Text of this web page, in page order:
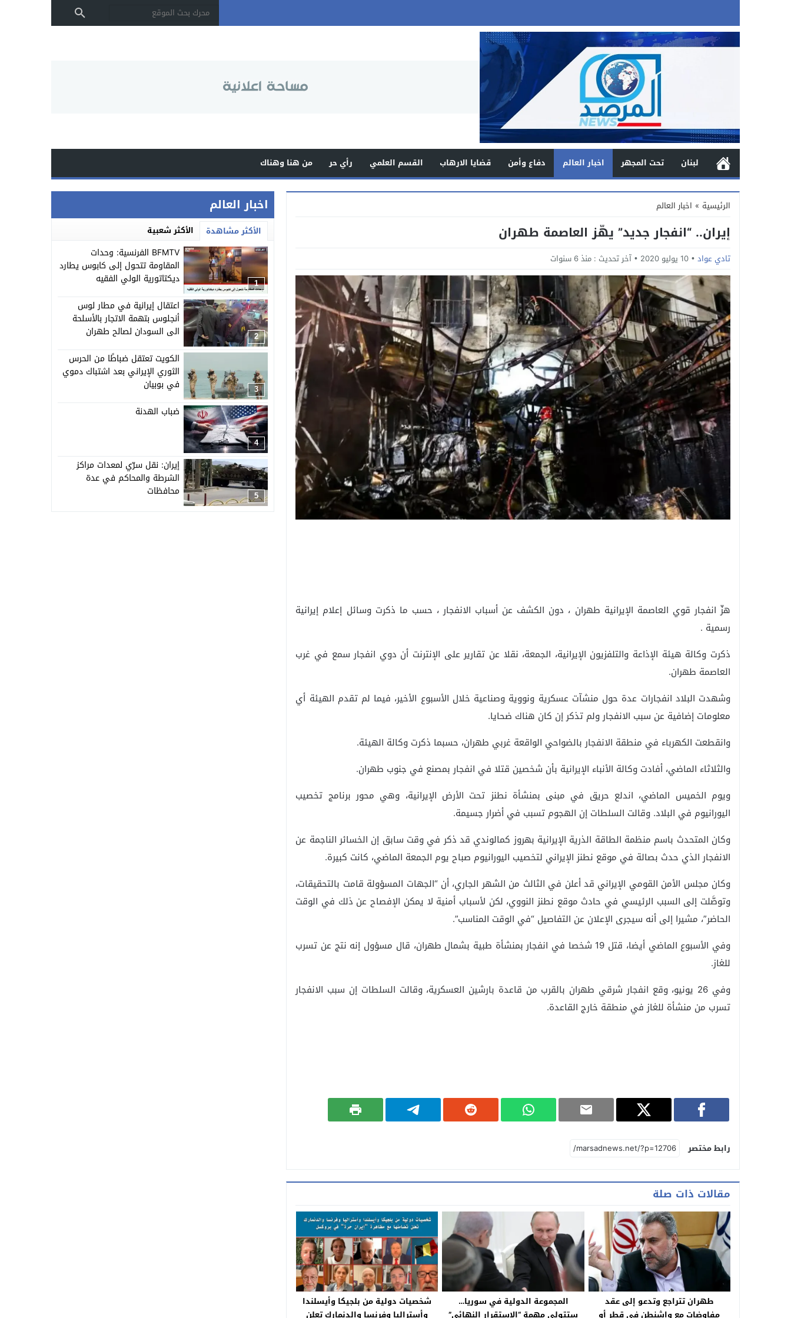
لبنان تحت المجهر اخبار العالم دفاع وأمن قضايا الارهاب القسم العلمي رأي حر من هنا وهناك
الرئيسية » اخبار العالم
إيران.. “انفجار جديد” يهّز العاصمة طهران
تادي عواد 10 يوليو 2020 آخر تحديث : منذ 6 سنوات
هزّ انفجار قوي العاصمة الإيرانية طهران ، دون الكشف عن أسباب الانفجار ، حسب ما ذكرت وسائل إعلام إيرانية
رسمية .
ذكرت وكالة هيئة الإذاعة والتلفزيون الإيرانية، الجمعة، نقلا عن تقارير على الإنترنت أن دوي انفجار سمع في غرب
العاصمة طهران.
وشهدت البلاد انفجارات عدة حول منشآت عسكرية ونووية وصناعية خلال الأسبوع الأخير، فيما لم تقدم الهيئة أي
معلومات إضافية عن سبب الانفجار ولم تذكر إن كان هناك ضحايا.
وانقطعت الكهرباء في منطقة الانفجار بالضواحي الواقعة غربي طهران، حسبما ذكرت وكالة الهيئة.
والثلاثاء الماضي، أفادت وكالة الأنباء الإيرانية بأن شخصين قتلا في انفجار بمصنع في جنوب طهران.
ويوم الخميس الماضي، اندلع حريق في مبنى بمنشأة نطنز تحت الأرض الإيرانية، وهي محور برنامج تخصيب
اليورانيوم في البلاد. وقالت السلطات إن الهجوم تسبب في أضرار جسيمة.
وكان المتحدث باسم منظمة الطاقة الذرية الإيرانية بهروز كمالوندي قد ذكر في وقت سابق إن الخسائر الناجمة عن
الانفجار الذي حدث بصالة في موقع نطنز الإيراني لتخصيب اليورانيوم صباح يوم الجمعة الماضي، كانت كبيرة.
وكان مجلس الأمن القومي الإيراني قد أعلن في الثالث من الشهر الجاري، أن “الجهات المسؤولة قامت بالتحقيقات،
وتوصَّلت إلى السبب الرئيسي في حادث موقع نطنز النووي، لكن لأسباب أمنية لا يمكن الإفصاح عن ذلك في الوقت
الحاضر”، مشيرا إلى أنه سيجرى الإعلان عن التفاصيل “في الوقت المناسب”.
وفي الأسبوع الماضي أيضا، قتل 19 شخصا في انفجار بمنشأة طبية بشمال طهران، قال مسؤول إنه نتج عن تسرب
للغاز.
وفي 26 يونيو، وقع انفجار شرقي طهران بالقرب من قاعدة بارشين العسكرية، وقالت السلطات إن سبب الانفجار
تسرب من منشأة للغاز في منطقة خارج القاعدة.
رابط مختصر
مقالات ذات صلة
طهران تتراجع وتدعو إلى عقد
مفاوضات مع واشنطن في قطر أو
المجموعة الدولية في سوريا…
ستتولى مهمة “الاستقرار النهائي”
شخصيات دولية من بلجيكا وأيسلندا
وأستراليا وفرنسا والدنمارك تعلن
اخبار العالم
الأكثر مشاهدة الأكثر شعبية
1
BFMTV الفرنسية: وحدات
المقاومة تتحول إلى كابوس يطارد
ديكتاتورية الولي الفقيه
2
اعتقال إيرانية في مطار لوس
أنجلوس بتهمة الاتجار بالأسلحة
الى السودان لصالح طهران
3
الكويت تعتقل ضباطًا من الحرس
الثوري الإيراني بعد اشتباك دموي
في بوبيان
4
ضباب الهدنة
5
إيران: نقل سرّي لمعدات مراكز
الشرطة والمحاكم في عدة
محافظات